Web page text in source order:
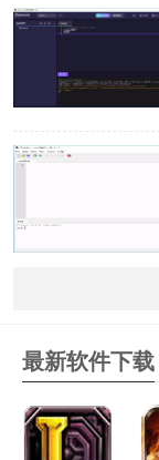
最新软件下载